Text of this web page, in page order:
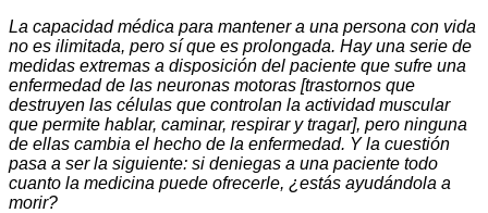
La capacidad médica para mantener a una persona con vida
no es ilimitada, pero sí que es prolongada. Hay una serie de
medidas extremas a disposición del paciente que sufre una
enfermedad de las neuronas motoras [trastornos que
destruyen las células que controlan la actividad muscular
que permite hablar, caminar, respirar y tragar], pero ninguna
de ellas cambia el hecho de la enfermedad. Y la cuestión
pasa a ser la siguiente: si deniegas a una paciente todo
cuanto la medicina puede ofrecerle, ¿estás ayudándola a
morir?